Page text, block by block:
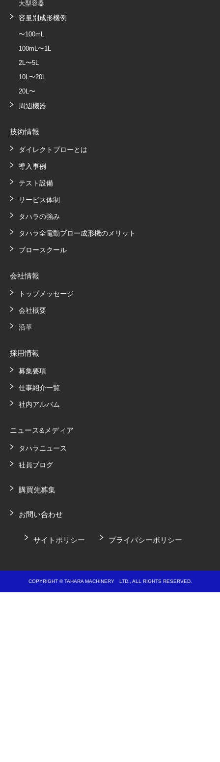
大型容器
容量別成形機例
〜100mL
100mL〜1L
2L〜5L
10L〜20L
20L〜
周辺機器
技術情報
ダイレクトブローとは
導入事例
テスト設備
サービス体制
タハラの強み
タハラ全電動ブロー成形機のメリット
ブロースクール
会社情報
トップメッセージ
会社概要
沿革
採用情報
募集要項
仕事紹介一覧
社内アルバム
ニュース&メディア
タハラニュース
社員ブログ
購買先募集
お問い合わせ
サイトポリシー プライバシーポリシー
COPYRIGHT © TAHARA MACHINERY LTD., ALL RIGHTS RESERVED.